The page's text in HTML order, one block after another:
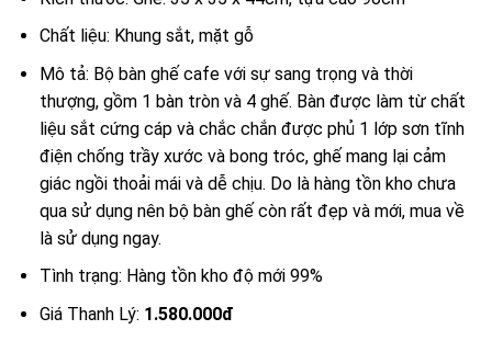
Chất liệu: Khung sắt, mặt gỗ
Mô tả: Bộ bàn ghế cafe với sự sang trọng và thời
thượng, gồm 1 bàn tròn và 4 ghế. Bàn được làm từ chất
liệu sắt cứng cáp và chắc chắn được phủ 1 lớp sơn tĩnh
điện chống trầy xước và bong tróc, ghế mang lại cảm
giác ngồi thoải mái và dễ chịu. Do là hàng tồn kho chưa
qua sử dụng nên bộ bàn ghế còn rất đẹp và mới, mua về
là sử dụng ngay.
Tình trạng: Hàng tồn kho độ mới 99%
Giá Thanh Lý: 1.580.000đ